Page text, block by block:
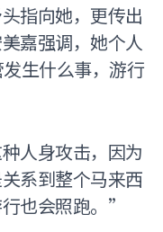
指向她，更传出
嘉强调，她个人
生什么事，游行
人身攻击，因为
系到整个马来西
也会照跑。”